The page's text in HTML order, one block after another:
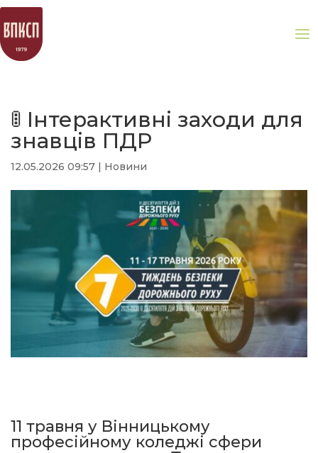
🚦 Інтерактивні заходи для
знавців ПДР
12.05.2026 09:57 Новини
11 травня у Вінницькому
професійному коледжі сфери